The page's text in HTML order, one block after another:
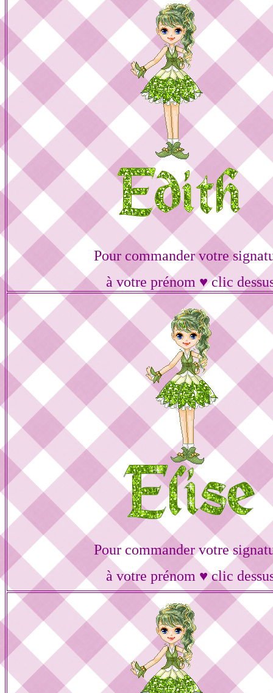
Pour commander votre
à votre prénom ♥ clic
Pour commander votre
à votre prénom ♥ clic